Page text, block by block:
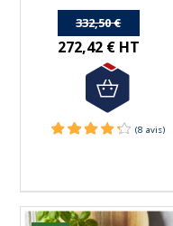
332,50 €
272,42 € HT